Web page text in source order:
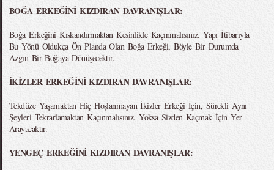
BOĞA ERKEĞİNİ KIZDIRAN DAVRANIŞLAR:
Boğa Erkeğini Kıskandırmaktan Kesinlikle Kaçınmalısınız. Yapı İtibarıyla
Bu Yönü Oldukça Ön Planda Olan Boğa Erkeği, Böyle Bir Durumda
Azgın Bir Boğaya Dönüşecektir.
İKİZLER ERKEĞİNİ KIZDIRAN DAVRANIŞLAR:
Tekdüze Yaşamaktan Hiç Hoşlanmayan İkizler Erkeği İçin, Sürekli Aynı
Şeyleri Tekrarlamaktan Kaçınmalısınız. Yoksa Sizden Kaçmak İçin Yer
Arayacaktır.
YENGEÇ ERKEĞİNİ KIZDIRAN DAVRANIŞLAR: